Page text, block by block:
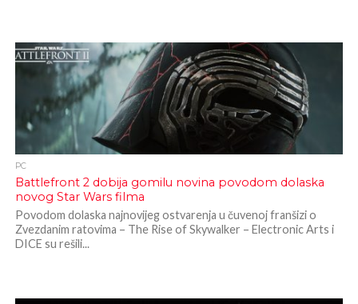
PC
Battlefront 2 dobija gomilu novina povodom dolaska
novog Star Wars filma
Povodom dolaska najnovijeg ostvarenja u čuvenoj franšizi o
Zvezdanim ratovima – The Rise of Skywalker – Electronic Arts i
DICE su rešili...